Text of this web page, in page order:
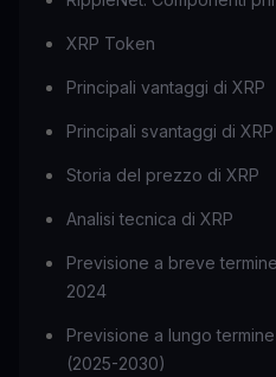
XRP Token
Principali vantaggi di XRP
Principali svantaggi di XRP
Storia del prezzo di XRP
Analisi tecnica di XRP
Previsione a breve
2024
Previsione a lungo
(2025-2030)